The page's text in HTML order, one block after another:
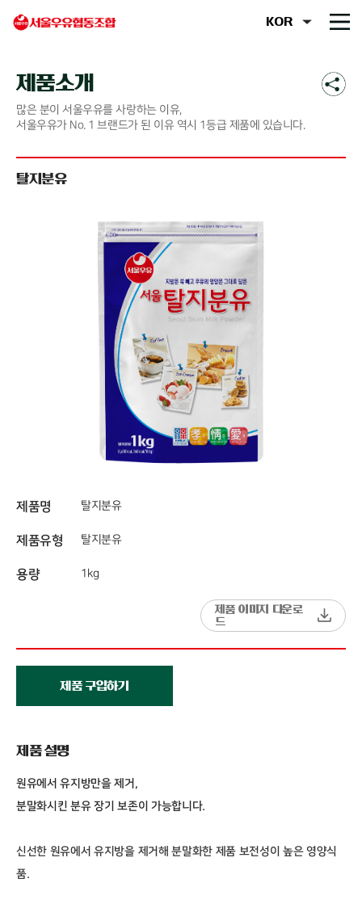
제품소개
많은 분이 서울우유를 사랑하는 이유,
서울우유가 No. 1 브랜드가 된 이유 역시 1등급 제품에 있습니다.
탈지분유
제품명 탈지분유
제품유형 탈지분유
용량 1kg
제품 이미지 다운로
드
제품 구입하기
제품 설명
원유에서 유지방만을 제거,
분말화시킨 분유 장기 보존이 가능합니다.
신선한 원유에서 유지방을 제거해 분말화한 제품 보전성이 높은 영양식
품.